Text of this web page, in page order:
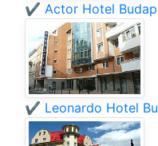
✔️ Actor Hotel
✔️ Leonardo Hotel